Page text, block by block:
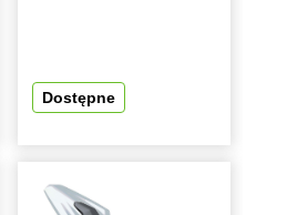
Dostępne